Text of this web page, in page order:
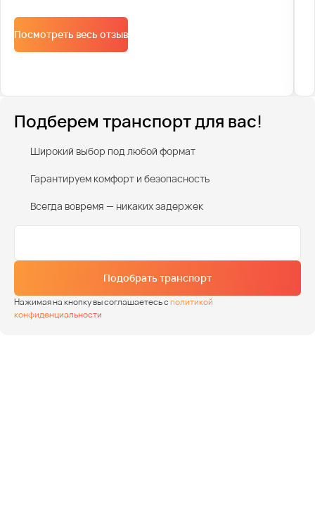
согласовали все с ГАИ. Согласование и
подготовка к самому мероприятию заняло две
недели.
Посмотреть весь отзыв
Подберем транспорт для вас!
Широкий выбор под любой формат
Гарантируем комфорт и безопасность
Всегда вовремя — никаких задержек
Подобрать транспорт
Нажимая на кнопку вы соглашаетесь сполитикой
конфиденциальности